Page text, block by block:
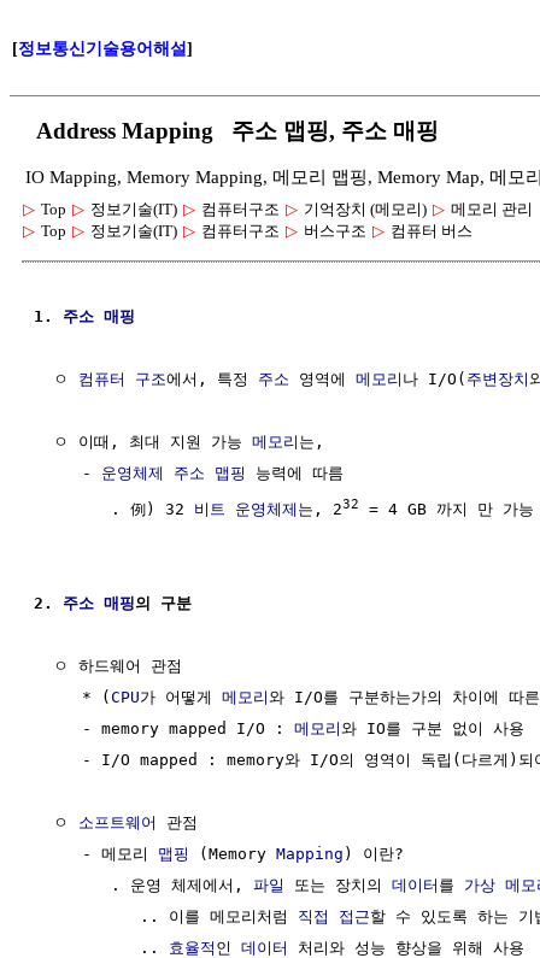
[정보통신기술용어해설]
Address Mapping 주소 맵핑, 주소 매핑
IO Mapping, Memory Mapping, 메모리 맵핑, Memory Map, 메모
▷ Top ▷ 정보기술(IT) ▷ 컴퓨터구조 ▷ 기억장치 (메모리) ▷ 메모리 관리
▷ Top ▷ 정보기술(IT) ▷ 컴퓨터구조 ▷ 버스구조 ▷ 컴퓨터 버스
1. 주소 매핑
  ㅇ
컴퓨터 구조에서, 특정 주소 영역에 메모리 나 I/O( 주변장치
  ㅇ 이때, 최대 지원 가능
메모리 는,
     -
운영체제 주소 맵핑 능력에 따름
        . 例) 32
비트 운영체제 는, 232 = 4 GB 까지 만 가능
2. 주소 매핑의 구분
  ㅇ 하드웨어 관점
     * (
CPU가 어떻게 메모리와 I/O를 구분하는가의 차이에 따
     - memory mapped I/O :
메모리와 IO를 구분 없이 사용
- I/O mapped : memory와 I/O의 영역이 독립(다르게)되
  ㅇ
소프트웨어
관점
     - 메모리
맵핑 (Memory Mapping ) 이란?
        . 운영 체제에서,
파일 또는 장치의 데이터 를 가상 메모
           .. 이를 메모리처럼
직접 접근할 수 있도록 하는 기
           ..
효율적 인 데이터 처리와 성능 향상을 위해 사용